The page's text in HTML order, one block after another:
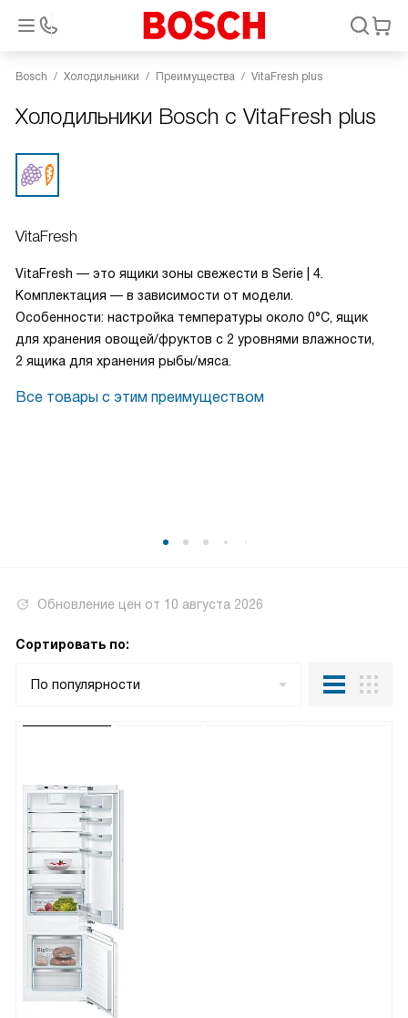
Bosch Холодильники Преимущества VitaFresh plus
Холодильники Bosch с VitaFresh plus
VitaFresh
VitaFresh — это ящики зоны свежести в Serie | 4.
Комплектация — в зависимости от модели.
Особенности: настройка температуры около 0°C, ящик
для хранения овощей/фруктов с 2 уровнями влажности,
2 ящика для хранения рыбы/мяса.
Все товары с этим преимуществом
Обновление цен от 10 августа 2026
Сортировать по:
По популярности